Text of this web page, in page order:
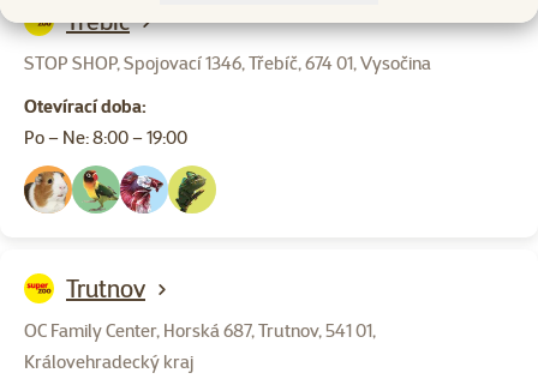
Třebíč
STOP SHOP, Spojovací 1346, Třebíč, 674 01, Vysočina
Otevírací doba:
Po – Ne: 8:00 – 19:00
Trutnov
OC Family Center, Horská 687, Trutnov, 541 01,
Královehradecký kraj